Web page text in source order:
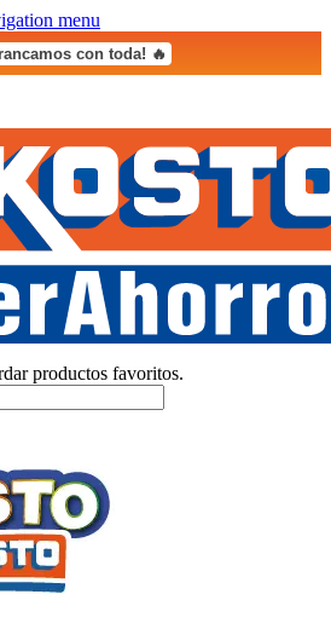
menu
con toda! 🔥
productos favoritos.